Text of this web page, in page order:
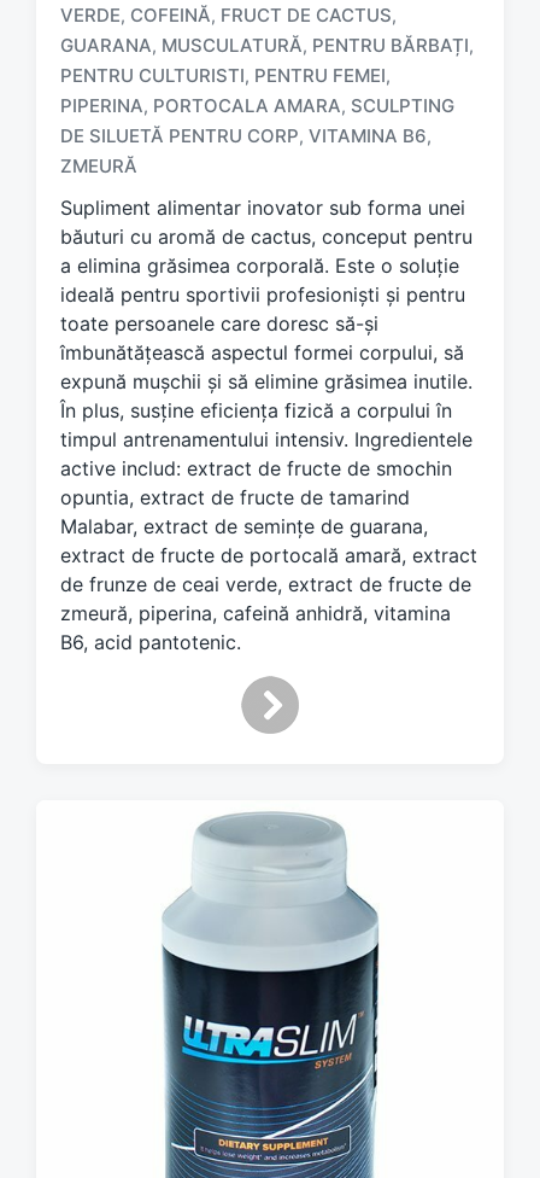
T
a
g
e
d
w
t
h
VERDE, COFEINĂ, FRUCT DE CACTUS,
GUARANA, MUSCULATURĂ, PENTRU BĂRBAȚI,
PENTRU CULTURISTI, PENTRU FEMEI,
PIPERINA, PORTOCALA AMARA, SCULPTING
DE SILUETĂ PENTRU CORP, VITAMINA B6,
ZMEURĂ
Supliment alimentar inovator sub forma unei
băuturi cu aromă de cactus, conceput pentru
a elimina grăsimea corporală. Este o soluție
ideală pentru sportivii profesioniști și pentru
toate persoanele care doresc să-și
îmbunătățească aspectul formei corpului, să
expună mușchii și să elimine grăsimea inutile.
În plus, susține eficiența fizică a corpului în
timpul antrenamentului intensiv. Ingredientele
active includ: extract de fructe de smochin
opuntia, extract de fructe de tamarind
Malabar, extract de semințe de guarana,
extract de fructe de portocală amară, extract
de frunze de ceai verde, extract de fructe de
zmeură, piperina, cafeină anhidră, vitamina
B6, acid pantotenic.